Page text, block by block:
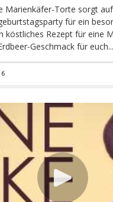
Marienkäfer-Torte sorgt auf
für ein
köstliches Rezept für eine
Geschmack für euch...